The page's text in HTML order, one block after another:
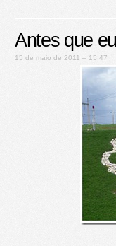
Antes que
15 de maio de 2011 – 15:47